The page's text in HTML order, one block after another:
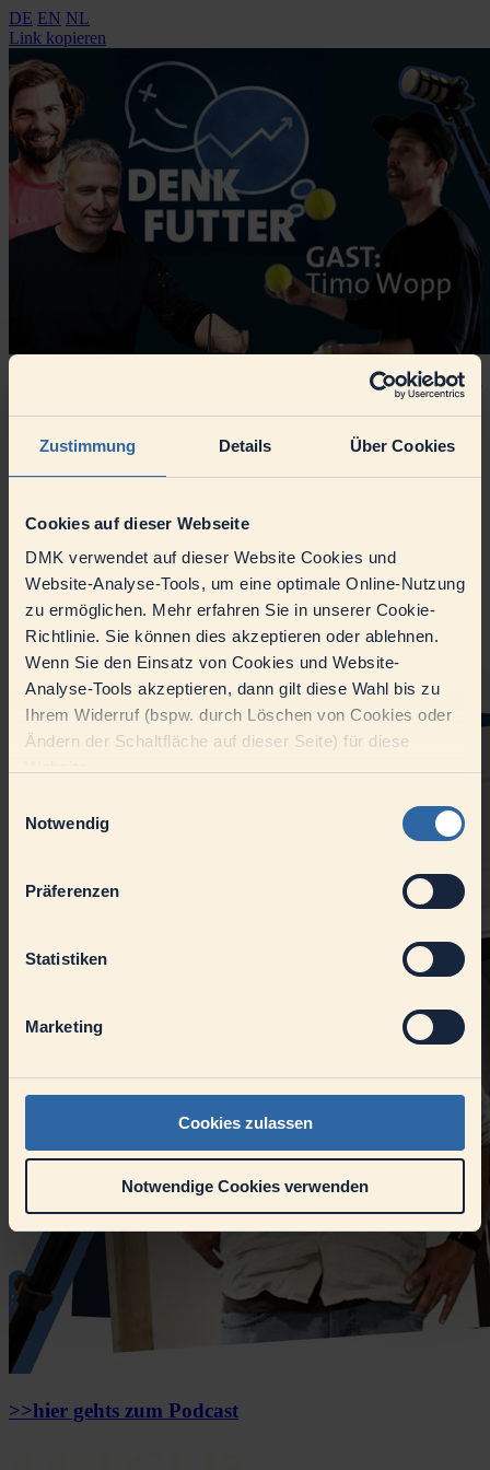
Zustimmung Details Über Cookies
Cookies auf dieser Webseite
DMK verwendet auf dieser Website Cookies und
Website-Analyse-Tools, um eine optimale Online-Nutzung
zu ermöglichen. Mehr erfahren Sie in unserer Cookie-
Richtlinie. Sie können dies akzeptieren oder ablehnen.
Wenn Sie den Einsatz von Cookies und Website-
Analyse-Tools akzeptieren, dann gilt diese Wahl bis zu
Ihrem Widerruf (bspw. durch Löschen von Cookies oder
Ändern der Schaltfläche auf dieser Seite) für diese
Notwendig
Präferenzen
Statistiken
Marketing
Cookies zulassen
Notwendige Cookies verwenden
DE EN NL
Link kopieren
„Alles was wir an Veränderungen haben, beginnt mit Loslassen.“
Bei der Aufzeichnung der aktuellen Podcast-Folge „Denkfutter“ war
Im Takt der Jonglierbälle Schwachstellen finden – wenn der
wendet er artistische Fähigkeiten und Humor wie eine Lupe an. Als
du Soleil und Kabarettist bringt er einen besonderen Blick für
Bode, ehemaliger Fußball-Europameister und Oliver Bartelt,
Kommunikationschef des Deutschen Milchkontors, spricht der 49-
Jährige über die Kraft des gemeinsamen Lachens und warum
Jonglieren hilft, den Kopf für neue Ideen freizumachen. Und dafür
muss man kein Zirkusprofi sein.
>>hier gehts zum Podcast